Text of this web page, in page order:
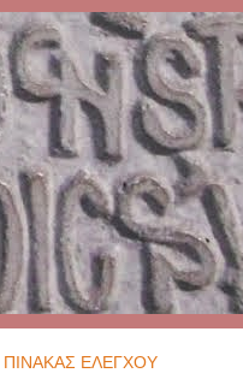
ΠΙΝΑΚΑΣ ΕΛΕΓΧΟΥ